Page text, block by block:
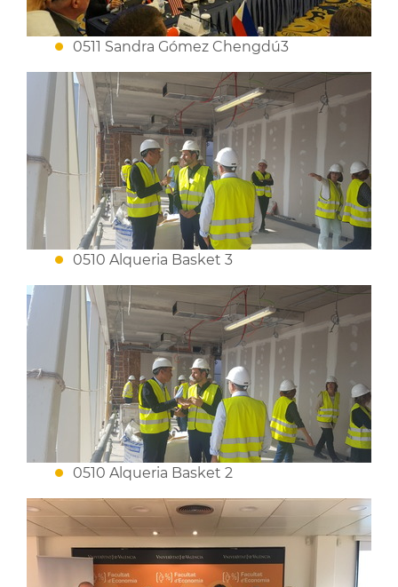
0511 Sandra Gómez Chengdú3
0510 Alqueria Basket 3
0510 Alqueria Basket 2